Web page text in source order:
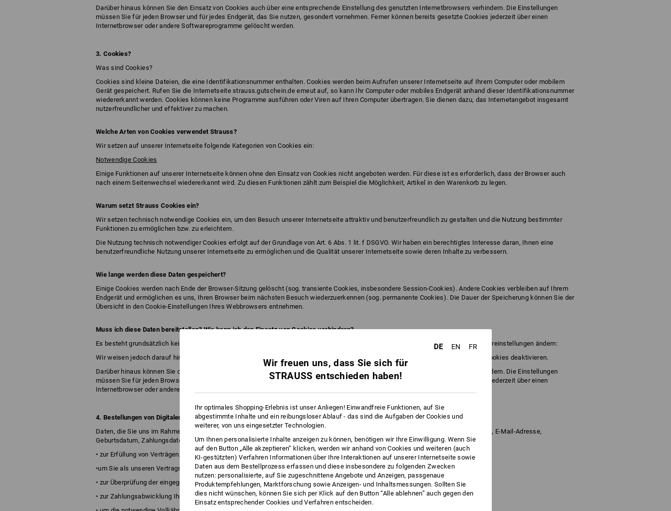
Darüber hinaus können Sie den Einsatz von Cookies auch über eine entsprechende Einstellung des genutzten Internetbrowsers verhindern. Die Einstellungen
müssen Sie für jeden Browser und für jedes Endgerät, das Sie nutzen, gesondert vornehmen. Ferner können bereits gesetzte Cookies jederzeit über einen
Internetbrowser oder andere Softwareprogramme gelöscht werden.
3. Cookies?
Was sind Cookies?
Cookies sind kleine Dateien, die eine Identifikationsnummer enthalten. Cookies werden beim Aufrufen unserer Internetseite auf Ihrem Computer oder mobilem
Gerät gespeichert. Rufen Sie die Internetseite strauss.gutschein.de erneut auf, so kann Ihr Computer oder mobiles Endgerät anhand dieser Identifikationsnummer
wiedererkannt werden. Cookies können keine Programme ausführen oder Viren auf Ihren Computer übertragen. Sie dienen dazu, das Internetangebot insgesamt
nutzerfreundlicher und effektiver zu machen.
Welche Arten von Cookies verwendet Strauss?
Wir setzen auf unserer Internetseite folgende Kategorien von Cookies ein:
Notwendige Cookies
Einige Funktionen auf unserer Internetseite können ohne den Einsatz von Cookies nicht angeboten werden. Für diese ist es erforderlich, dass der Browser auch
nach einem Seitenwechsel wiedererkannt wird. Zu diesen Funktionen zählt zum Beispiel die Möglichkeit, Artikel in den Warenkorb zu legen.
Warum setzt Strauss Cookies ein?
Wir setzen technisch notwendige Cookies ein, um den Besuch unserer Internetseite attraktiv und benutzerfreundlich zu gestalten und die Nutzung bestimmter
Funktionen zu ermöglichen bzw. zu erleichtern.
Die Nutzung technisch notwendiger Cookies erfolgt auf der Grundlage von Art. 6 Abs. 1 lit. f DSGVO. Wir haben ein berechtigtes Interesse daran, Ihnen eine
benutzerfreundliche Nutzung unserer Internetseite zu ermöglichen und die Qualität unserer Internetseite sowie deren Inhalte zu verbessern.
Wie lange werden diese Daten gespeichert?
Einige Cookies werden nach Ende der Browser-Sitzung gelöscht (sog. transiente Cookies, insbesondere Session-Cookies). Andere Cookies verbleiben auf Ihrem
Endgerät und ermöglichen es uns, Ihren Browser beim nächsten Besuch wiederzuerkennen (sog. permanente Cookies). Die Dauer der Speicherung können Sie der
Übersicht in den Cookie-Einstellungen Ihres Webbrowsers entnehmen.
Muss ich diese Daten bereitstellen? Wie kann ich den Einsatz von Cookies verhindern?
Es besteht grundsätzlich keine Verpflichtung zum Einsatz von Cookies. Sie können den Einsatz von Cookies jederzeit über Ihre Browsereinstellungen ändern:
Wir weisen jedoch darauf hin, dass die Funktionalität unserer Internetseite eingeschränkt sein kann, wenn Sie die Verarbeitung von Cookies deaktivieren.
Darüber hinaus können Sie den Einsatz von Cookies auch über eine entsprechende Einstellung des genutzten Internetbrowsers verhindern. Die Einstellungen
müssen Sie für jeden Browser und für jedes Endgerät, das Sie nutzen, gesondert vornehmen. Ferner können bereits gesetzte Cookies jederzeit über einen
Internetbrowser oder andere Softwareprogramme gelöscht werden.
4. Bestellungen von Digitalen-Gutscheinen
Daten, die Sie uns im Rahmen der Bestellung eines digitalen Gutscheins zur Verfügung stellen (z.B. Anrede, Name, Vorname, Anschrift, E-Mail-Adresse,
Geburtsdatum, Zahlungsdaten des Bestellers sowie E-Mail-Adresse des Empfängers) nutzen wir
• zur Erfüllung von Verträgen,
•um Sie als unseren Vertragspartner identifizieren zu können,
• zur Überprüfung der eingegeben Daten auf Plausibilität,
• zur Zahlungsabwicklung Ihrer Bestellung,
DE EN FR
Wir freuen uns, dass Sie sich für
STRAUSS entschieden haben!
Ihr optimales Shopping-Erlebnis ist unser Anliegen! Einwandfreie Funktionen, auf Sie
abgestimmte Inhalte und ein reibungsloser Ablauf - das sind die Aufgaben der Cookies und
weiterer, von uns eingesetzter Technologien.
Um Ihnen personalisierte Inhalte anzeigen zu können, benötigen wir Ihre Einwilligung. Wenn Sie
auf den Button „Alle akzeptieren“ klicken, werden wir anhand von Cookies und weiteren (auch
KI-gestützten) Verfahren Informationen über Ihre Interaktionen auf unserer Internetseite sowie
Daten aus dem Bestellprozess erfassen und diese insbesondere zu folgenden Zwecken
nutzen: personalisierte, auf Sie zugeschnittene Angebote und Anzeigen, passgenaue
Produktempfehlungen, Marktforschung sowie Anzeigen- und Inhaltsmessungen. Sollten Sie
dies nicht wünschen, können Sie sich per Klick auf den Button “Alle ablehnen” auch gegen den
Einsatz entsprechender Cookies und Verfahren entscheiden.